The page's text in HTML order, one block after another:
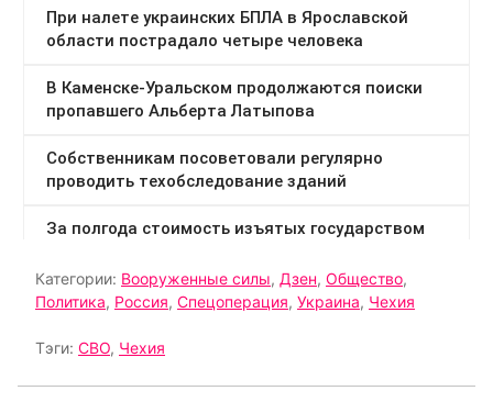
Категории: Вооруженные силы, Дзен, Общество,
Политика, Россия, Спецоперация, Украина, Чехия
Тэги: СВО, Чехия